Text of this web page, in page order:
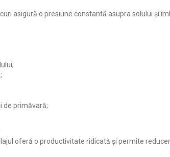
asigură o presiune constantă asupra solului și
de primăvară;
oferă o productivitate ridicată și permite